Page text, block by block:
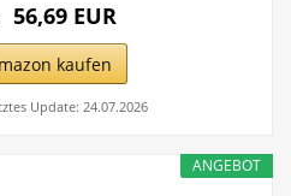
56,69 EUR
kaufen
Update: 24.07.2026
ANGEBOT